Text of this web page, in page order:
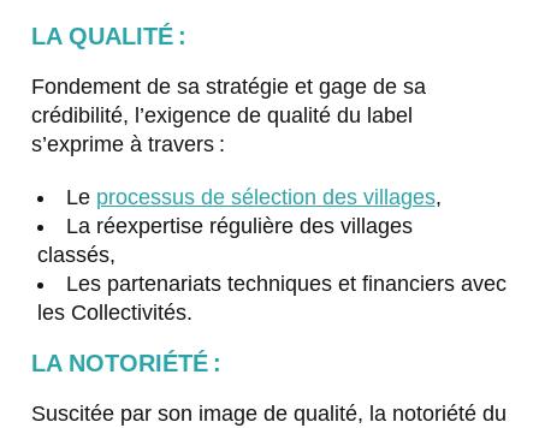
LA QUALITÉ :
Fondement de sa stratégie et gage de sa
crédibilité, l’exigence de qualité du label
s’exprime à travers :
Le processus de sélection des villages,
La réexpertise régulière des villages
classés,
Les partenariats techniques et financiers avec
les Collectivités.
LA NOTORIÉTÉ :
Suscitée par son image de qualité, la notoriété du